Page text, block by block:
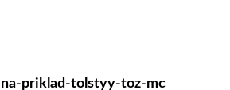
priklad-tolstyy-toz-mc